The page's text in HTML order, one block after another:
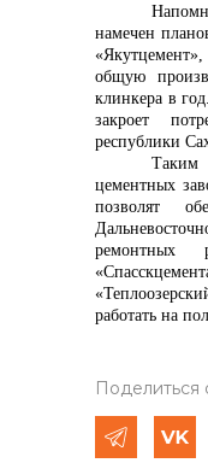
намечен
общую
клинкера в
закроет
республики
цементных
позволят
ремонтных
работать на
Поделиться